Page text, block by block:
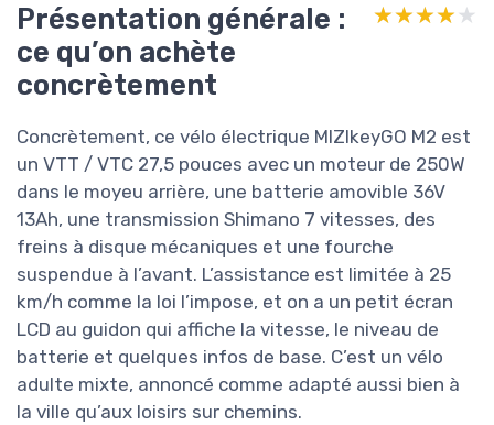
Présentation générale :
ce qu’on achète
concrètement
★★★★★
★★★★★
Concrètement, ce vélo électrique MIZIkeyGO M2 est
un VTT / VTC 27,5 pouces avec un moteur de 250W
dans le moyeu arrière, une batterie amovible 36V
13Ah, une transmission Shimano 7 vitesses, des
freins à disque mécaniques et une fourche
suspendue à l’avant. L’assistance est limitée à 25
km/h comme la loi l’impose, et on a un petit écran
LCD au guidon qui affiche la vitesse, le niveau de
batterie et quelques infos de base. C’est un vélo
adulte mixte, annoncé comme adapté aussi bien à
la ville qu’aux loisirs sur chemins.